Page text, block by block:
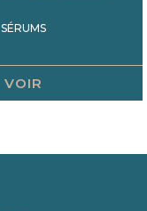
SÉRUMS
VOIR